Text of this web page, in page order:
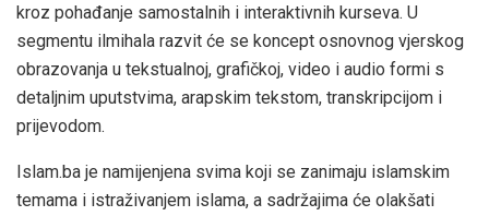
kroz pohađanje samostalnih i interaktivnih kurseva. U
segmentu ilmihala razvit će se koncept osnovnog vjerskog
obrazovanja u tekstualnoj, grafičkoj, video i audio formi s
detaljnim uputstvima, arapskim tekstom, transkripcijom i
prijevodom.
Islam.ba je namijenjena svima koji se zanimaju islamskim
temama i istraživanjem islama, a sadržajima će olakšati